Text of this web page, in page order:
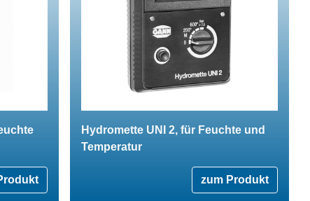
Hydromette UNI 2, für Feuchte und
Temperatur
zum Produkt